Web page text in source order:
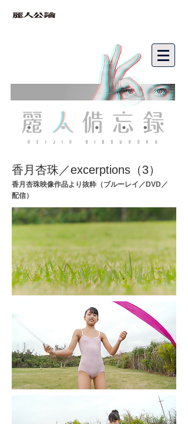
香月杏珠／excerptions（3）
香月杏珠映像作品より抜粋（ブルーレイ／DVD／
配信）